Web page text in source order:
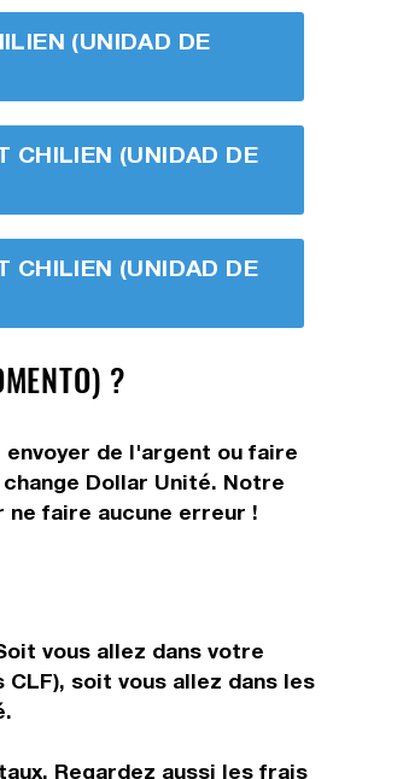
(UNIDAD DE
CHILIEN (UNIDAD DE
CHILIEN (UNIDAD DE
?
envoyer de l'argent ou faire
Dollar Unité. Notre
faire aucune erreur !
vous allez dans votre
soit vous allez dans les
Regardez aussi les frais